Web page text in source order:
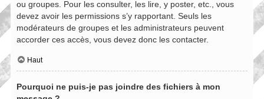
ou groupes. Pour les consulter, les lire, y poster, etc., vous
devez avoir les permissions s’y rapportant. Seuls les
modérateurs de groupes et les administrateurs peuvent
accorder ces accès, vous devez donc les contacter.
Haut
Pourquoi ne puis-je pas joindre des fichiers à mon